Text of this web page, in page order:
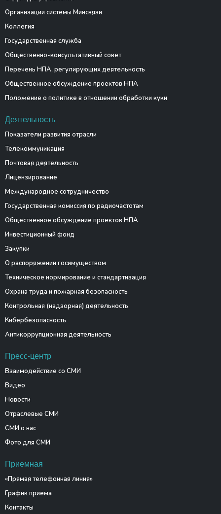
Организации системы Минсвязи
Коллегия
Государственная служба
Общественно-консультативный совет
Перечень НПА, регулирующих деятельность
Общественное обсуждение проектов НПА
Положение о политике в отношении обработки куки
Деятельность
Показатели развития отрасли
Телекоммуникация
Почтовая деятельность
Лицензирование
Международное сотрудничество
Государственная комиссия по радиочастотам
Общественное обсуждение проектов НПА
Инвестиционный фонд
Закупки
О распоряжении госимуществом
Техническое нормирование и стандартизация
Охрана труда и пожарная безопасность
Контрольная (надзорная) деятельность
Кибербезопасность
Антикоррупционная деятельность
Пресс-центр
Взаимодействие со СМИ
Видео
Новости
Отраслевые СМИ
СМИ о нас
Фото для СМИ
Приемная
«Прямая телефонная линия»
График приема
Контакты